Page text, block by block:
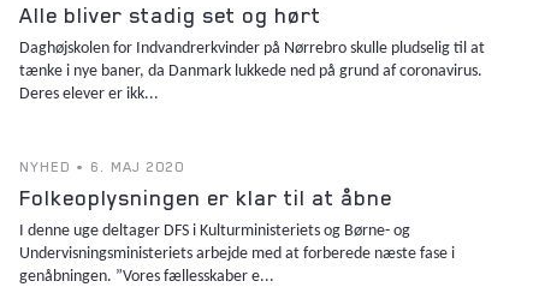
Alle bliver stadig set og hørt
Daghøjskolen for Indvandrerkvinder på Nørrebro skulle pludselig til at
tænke i nye baner, da Danmark lukkede ned på grund af coronavirus.
Deres elever er ikk...
NYHED • 6. MAJ 2020
Folkeoplysningen er klar til at åbne
I denne uge deltager DFS i Kulturministeriets og Børne- og
Undervisningsministeriets arbejde med at forberede næste fase i
genåbningen. ”Vores fællesskaber e...